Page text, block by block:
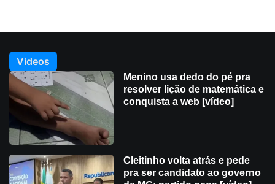
Videos
Menino usa dedo do pé pra
resolver lição de matemática e
conquista a web [vídeo]
Cleitinho volta atrás e pede
pra ser candidato ao governo